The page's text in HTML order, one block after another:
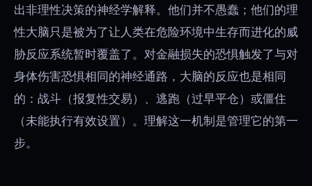
出非理性决策的神经学解释。他们并不愚蠢；他们的理
性大脑只是被为了让人类在危险环境中生存而进化的威
胁反应系统暂时覆盖了。对金融损失的恐惧触发了与对
身体伤害恐惧相同的神经通路，大脑的反应也是相同
的：战斗（报复性交易）、逃跑（过早平仓）或僵住
（未能执行有效设置）。理解这一机制是管理它的第一
步。